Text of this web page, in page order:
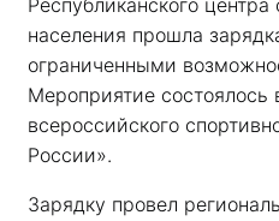
Республиканского
населения прошла
ограниченными
Мероприятие состоялось
всероссийского
России».
Зарядку провел